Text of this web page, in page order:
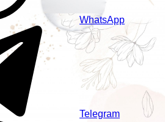
WhatsApp
Telegram